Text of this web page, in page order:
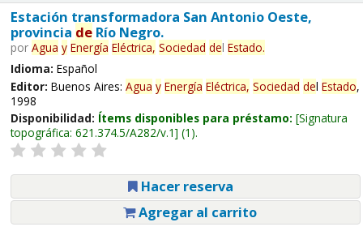
Estación transformadora San Antonio Oeste,
provincia deRío Negro.
por Agua y Energía Eléctrica, Sociedad del Estado.
Idioma: Español
Editor: Buenos Aires: Agua y Energía Eléctrica, Sociedad del Estado,
1998
Disponibilidad: Ítems disponibles para préstamo: Signatura
topográfica: 621.374.5/A282/v.1 (1).
Hacer reserva
Agregar al carrito